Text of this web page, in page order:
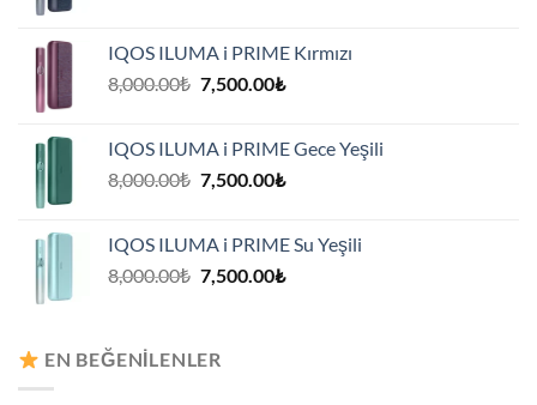
7,500.00₺.
IQOS ILUMA i PRIME Kırmızı
8,000.00₺ Orijinal
7,500.00₺Şu
7,500.00₺.
IQOS ILUMA i PRIME Gece Yeşili
8,000.00₺ Orijinal
7,500.00₺Şu
7,500.00₺.
IQOS ILUMA i PRIME Su Yeşili
8,000.00₺ Orijinal
7,500.00₺Şu
EN BEĞENILENLER